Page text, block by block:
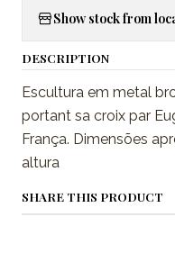
Show stock from
DESCRIPTION
Escultura em metal
portant sa croix par
França. Dimensões
altura
SHARE THIS PRODUCT